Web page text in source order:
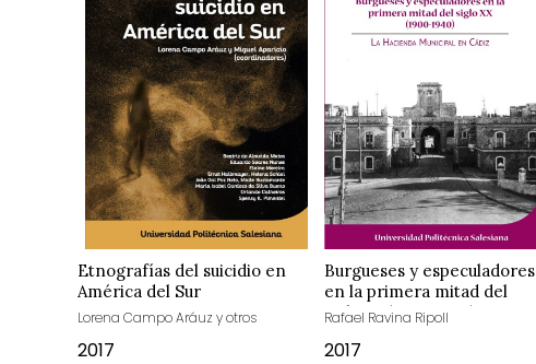
Etnografías del suicidio en
América del Sur
Lorena Campo Aráuz y otros
2017
Burgueses y especuladores
en la primera mitad del
siglo xx (1900-1940)
Rafael Ravina Ripoll
2017